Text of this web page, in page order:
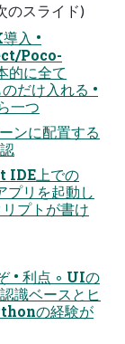
のスライド)
入 •
Poco-
に全て
だけ入れる •
一つ
ンに配置する
上での
リを起動し
プトが書け
• 利点 ◦ UIの
識ベースとヒ
の経験が